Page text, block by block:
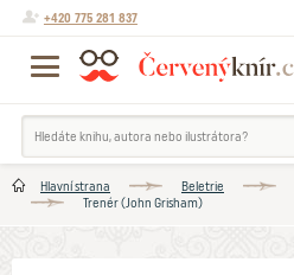
+420 775 281 837
Hlavní strana Beletrie
Trenér (John Grisham)